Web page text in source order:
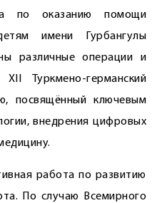
по оказанию помощи
имени Гурбангулы
различные операции и
Туркмено-германский
посвящённый ключевым
внедрения цифровых
работа по развитию
По случаю Всемирного